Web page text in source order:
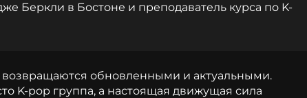
Беркли в Бостоне и преподаватель курса по K-
возвращаются обновленными и актуальными.
K-pop группа, а настоящая движущая сила